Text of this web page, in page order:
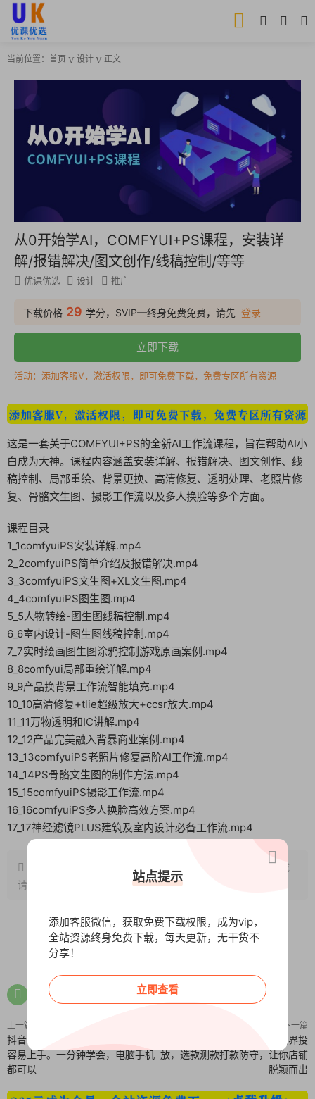
当前位置： 首页 设计 正文
从0开始学AI，COMFYUI+PS课程，安装详
解/报错解决/图文创作/线稿控制/等等
优课优选 设计 推广
下载价格 29 学分，SVIP—终身免费免费，请先 登录
立即下载
活动：添加客服V，激活权限，即可免费下载，免费专区所有资源
这是一套关于COMFYUI+PS的全新AI工作流课程，旨在帮助AI小
白成为大神。课程内容涵盖安装详解、报错解决、图文创作、线
稿控制、局部重绘、背景更换、高清修复、透明处理、老照片修
复、骨骼文生图、摄影工作流以及多人换脸等多个方面。
课程目录
1_1comfyuiPS安装详解.mp4
2_2comfyuiPS简单介绍及报错解决.mp4
3_3comfyuiPS文生图+XL文生图.mp4
4_4comfyuiPS图生图.mp4
5_5人物转绘-图生图线稿控制.mp4
6_6室内设计-图生图线稿控制.mp4
7_7实时绘画图生图涂鸦控制游戏原画案例.mp4
8_8comfyui局部重绘详解.mp4
9_9产品换背景工作流智能填充.mp4
10_10高清修复+tlie超级放大+ccsr放大.mp4
11_11万物透明和IC讲解.mp4
12_12产品完美融入背暴商业案例.mp4
13_13comfyuiPS老照片修复高阶AI工作流.mp4
14_14PS骨骼文生图的制作方法.mp4
15_15comfyuiPS摄影工作流.mp4
16_16comfyuiPS多人换脸高效方案.mp4
17_17神经滤镜PLUS建筑及室内设计必备工作流.mp4
http://www.wangxunke.cn/sj/8445.html
，转载
请注明出处~~~
上一篇
抖音快递项目，简单易操作，小白
容易上手。一分钟学会，电脑手机
都可以
下一篇
淘系电商实战宝典：万相台无界投
放，选款测款打款防守，让你店铺
脱颖而出
站点提示
添加客服微信，获取免费下载权限，成为vip，
全站资源终身免费下载，每天更新，无干货不
分享！
立即查看